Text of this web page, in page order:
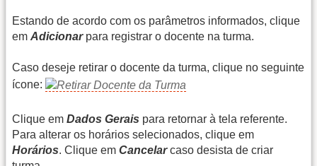
Estando de acordo com os parâmetros informados, clique
em Adicionarpara registrar o docente na turma.
Caso deseje retirar o docente da turma, clique no seguinte
ícone:
Clique em Dados Gerais para retornar à tela referente.
Para alterar os horários selecionados, clique em
Horários. Clique em Cancelarcaso desista de criar